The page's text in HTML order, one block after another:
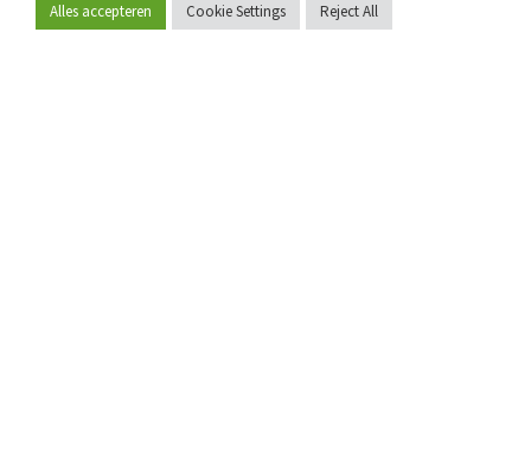
Word lid
Alles accepteren Cookie Settings Reject All